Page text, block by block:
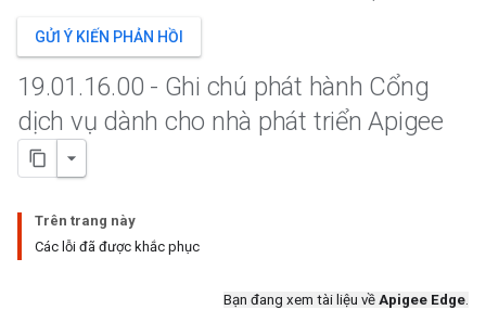
GỬI Ý KIẾN PHẢN HỒI
19.01 .16.00 - Ghi chú phát hành Cổng
dịch vụ dành cho nhà phát triển Apigee
Trên trang này
Các lỗi đã được khắc phục
Bạn đang xem tài liệu về Apigee Edge.